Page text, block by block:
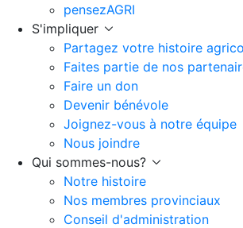
pensezAGRI
S'impliquer
Partagez votre histoire
Faites partie de nos
Faire un don
Devenir bénévole
Joignez-vous à notre équipe
Nous joindre
Qui sommes-nous?
Notre histoire
Nos membres provinciaux
Conseil d'administration